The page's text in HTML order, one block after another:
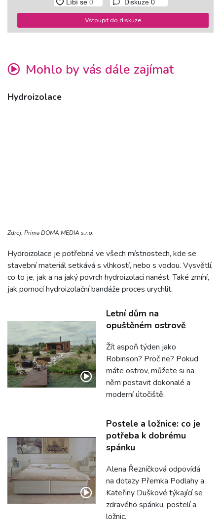
Diskuze 0
Vstoupit do diskuze
Mohlo by vás dále zajímat
Hydroizolace
Zdroj: Prima DOMA MEDIA s.r.o.
Hydroizolace je potřebná ve všech místnostech, kde se
stavební materiál setkává s vlhkostí, nebo s vodou. Vysvětlí,
co to je, jak a na jaký povrch hydroizolaci nanést. Také zmíní,
jak pomocí hydroizolační bandáže proces urychlit.
Letní dům na
opuštěném ostrově
Žít aspoň týden jako
Robinson? Proč ne? Pokud
máte ostrov, můžete si na
něm postavit dokonalé a
moderní útočiště.
Postele a ložnice: co je
potřeba k dobrému
spánku
Alena Řezníčková odpovídá
na dotazy Přemka Podlahy a
Kateřiny Duškové týkající se
zdravého spánku, postelí a
ložnic.